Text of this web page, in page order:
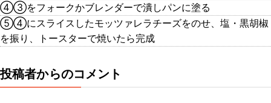
④③をフォークかブレンダーで潰しパンに塗る
⑤④にスライスしたモッツァレラチーズをのせ、塩・黒胡椒
を振り、トースターで焼いたら完成
投稿者からのコメント